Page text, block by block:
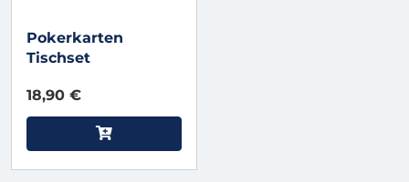
Pokerkarten
Tischset
18,90 €